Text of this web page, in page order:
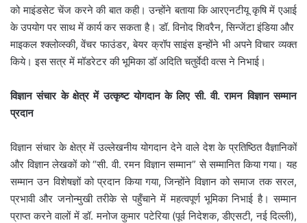
को माइंडसेट चेंज करने की बात कही। उन्होंने बताया कि आरएनटीयू कृषि में एआई
के उपयोग पर साथ में कार्य कर सकता है। डॉ. विनोद शिवरैन, सिन्जेंटा इंडिया और
माइकल श्क्लोव्स्की, वेंचर फाउंडर, बेयर क्रॉप साइंस इन्होंने भी अपने विचार व्यक्त
किये। इस सत्र में मॉडरेटर की भूमिका डॉ अदिति चतुर्वेदी वत्स ने निभाई।
विज्ञान संचार के क्षेत्र में उत्कृष्ट योगदान के लिए सी. वी. रामन विज्ञान सम्मान
प्रदान
विज्ञान संचार के क्षेत्र में उल्लेखनीय योगदान देने वाले देश के प्रतिष्ठित वैज्ञानिकों
और विज्ञान लेखकों को “सी. वी. रमन विज्ञान सम्मान” से सम्मानित किया गया। यह
सम्मान उन विशेषज्ञों को प्रदान किया गया, जिन्होंने विज्ञान को समाज तक सरल,
प्रभावी और जनोन्मुखी तरीके से पहुँचाने में महत्वपूर्ण भूमिका निभाई है। सम्मान
प्राप्त करने वालों में डॉ. मनोज कुमार पटेरिया (पूर्व निदेशक, डीएसटी, नई दिल्ली),